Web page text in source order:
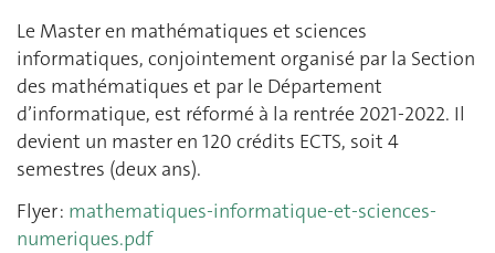
Le Master en mathématiques et sciences
informatiques, conjointement organisé par la Section
des mathématiques et par le Département
d’informatique, est réformé à la rentrée 2021-2022. Il
devient un master en 120 crédits ECTS, soit 4
semestres (deux ans).
Flyer : mathematiques-informatique-et-sciences-
numeriques.pdf